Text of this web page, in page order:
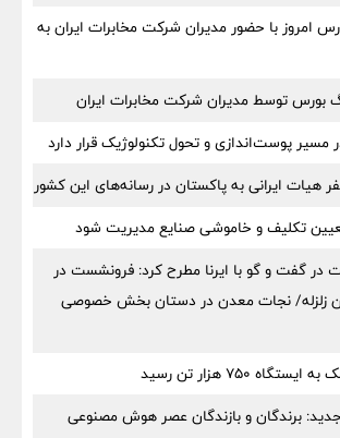
امروز با حضور مدیران شرکت مخابرات ایران به
بورس توسط مدیران شرکت مخابرات ایران
مسیر پوست‌اندازی و تحول تکنولوژیک قرار دارد
هیات ایرانی به پاکستان در رسانه‌های این کشور
تکلیف و خاموشی صنایع مدیریت شود
در گفت و گو با ایرنا مطرح کرد: فرونشست در
زلزله/ نجات معدن در دستان بخش خصوصی
۷۵۰ هزار تن رسید
برندگان و بازندگان عصر هوش مصنوعی